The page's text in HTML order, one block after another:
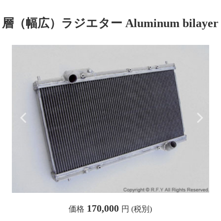
（幅広）ラジエター Aluminum
価格 170,000 円 (税別)